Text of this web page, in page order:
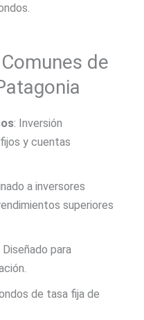
de
: Inversión
y cuentas
a inversores
superiores
Diseñado para
de tasa fija de